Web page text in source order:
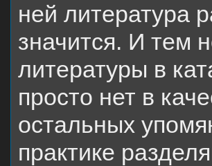
ней литература
значится. И тем
литературы в
просто нет в
остальных
практике